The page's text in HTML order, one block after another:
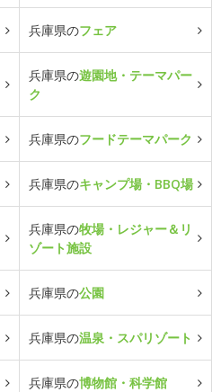
兵庫県のフェア
兵庫県の遊園地・テーマパー
ク
兵庫県のフードテーマパーク
兵庫県のキャンプ場・BBQ場
兵庫県の牧場・レジャー＆リ
ゾート施設
兵庫県の公園
兵庫県の温泉・スパリゾート
兵庫県の博物館・科学館